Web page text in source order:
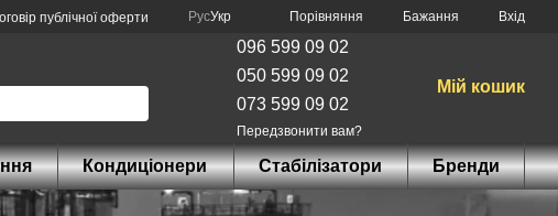
публічної оферти РусУкр Порівняння Бажання Вхід
096 599 09 02
050 599 09 02
073 599 09 02
Передзвонити вам?
Мій кошик
Кондиціонери Стабілізатори Бренди